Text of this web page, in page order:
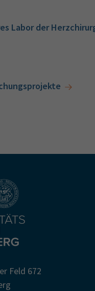
Labor der
Feld 672